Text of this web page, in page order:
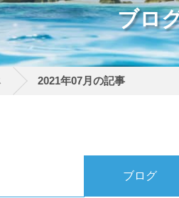
ブロ
2021年07月の記事
ブログ